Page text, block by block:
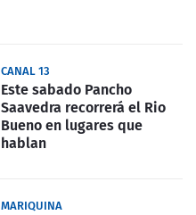
CANAL 13
Este sabado Pancho
Saavedra recorrerá el Rio
Bueno en lugares que
hablan
MARIQUINA